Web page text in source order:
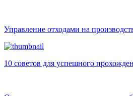
Управление отходами на
10 советов для успешного